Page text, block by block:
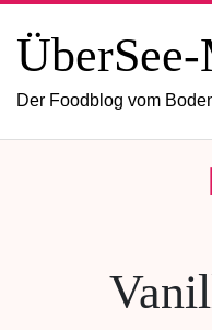
Der Foodblog vom